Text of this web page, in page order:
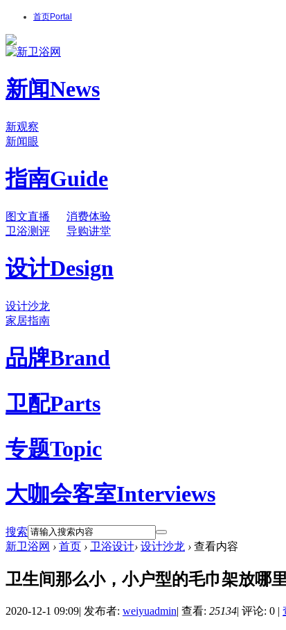
首页Portal
新闻News
新观察
新闻眼
指南Guide
图文直播
消费体验
卫浴测评
导购讲堂
设计Design
设计沙龙
家居指南
品牌Brand
卫配Parts
专题Topic
大咖会客室Interviews
搜索
新卫浴网 › 首页 › 卫浴设计› 设计沙龙 › 查看内容
卫生间那么小，小户型的毛巾架放哪
2020-12-1 09:09| 发布者: weiyuadmin| 查看: 25134| 评论: 0 |